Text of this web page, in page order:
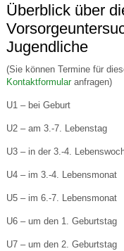
Überblick über
Jugendliche
(Sie können Termine für
Kontaktformular anfragen)
U1 – bei Geburt
U2 – am 3.-7. Lebenstag
U3 – in der 3.-4.
U4 – im 3.-4. Lebensmonat
U5 – im 6.-7. Lebensmonat
U6 – um den 1. Geburtstag
U7 – um den 2. Geburtstag